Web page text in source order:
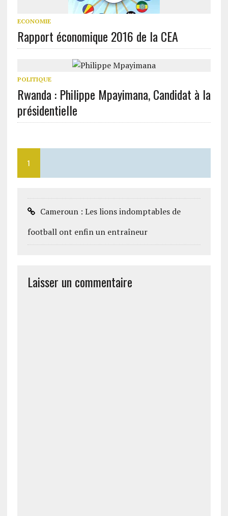
ECONOMIE
Rapport économique 2016 de la CEA
POLITIQUE
Rwanda : Philippe Mpayimana, Candidat à la
présidentielle
1
Cameroun : Les lions indomptables de
football ont enfin un entraîneur
Laisser un commentaire